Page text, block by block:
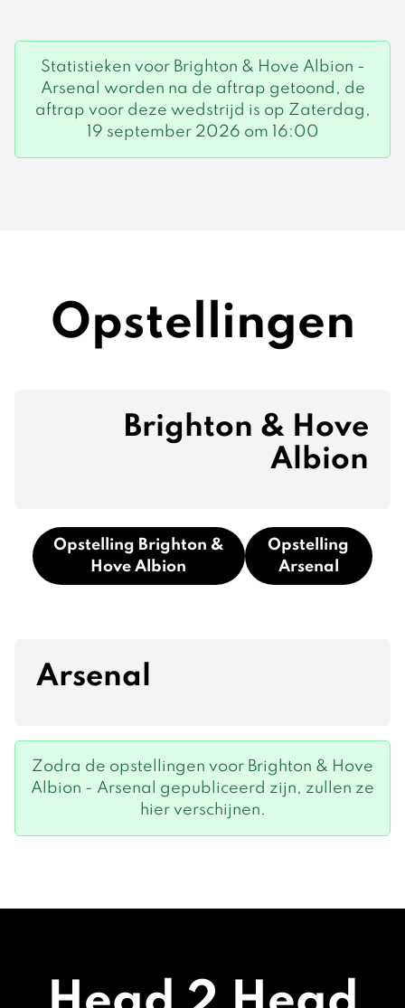
Statistieken voor Brighton & Hove Albion -
Arsenal worden na de aftrap getoond, de
aftrap voor deze wedstrijd is op Zaterdag,
19 september 2026 om 16:00
Opstellingen
Brighton & Hove
Albion
Opstelling Brighton &
Hove Albion
Opstelling
Arsenal
Arsenal
Zodra de opstellingen voor Brighton & Hove
Albion - Arsenal gepubliceerd zijn, zullen ze
hier verschijnen.